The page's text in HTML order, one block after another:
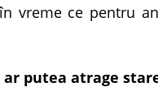
vreme ce pentru
putea atrage